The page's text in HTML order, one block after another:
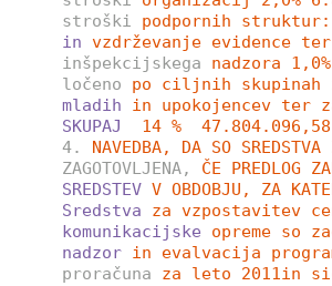
stroški
podpornih
in vzdrževanje evidence
inšpekcijskega
nadzora
ločeno
po ciljnih skupinah
mladih
in upokojencev ter
SKUPAJ
14 %
4.
NAVEDBA, DA SO
ZAGOTOVLJENA,
ČE PREDLOG
SREDSTEV V OBDOBJU, ZA
Sredstva
za vzpostavitev
komunikacijske
opreme so
nadzor in evalvacija
proračuna
za leto 2011in